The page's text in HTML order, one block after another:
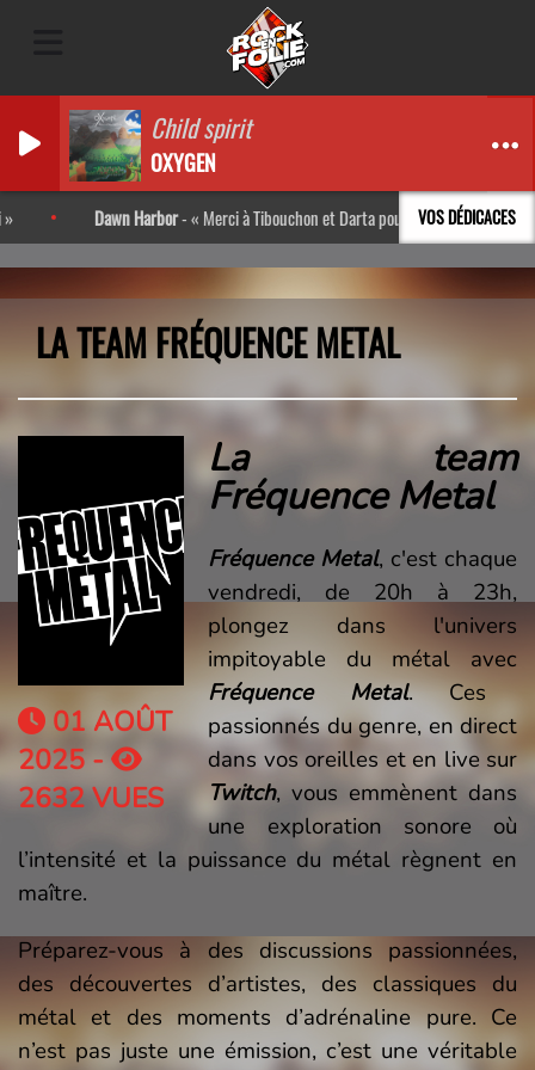
Child spirit
OXYGEN
VOS DÉDICACES
Dawn Harbor- Merci à Tibouchon et Darta pour l’interview ! Très bon
LA TEAM FRÉQUENCE METAL
01 AOÛT
2025 -
2632 VUES
La team
Fréquence Metal
Fréquence Metal, c'est chaque
vendredi, de 20h à 23h,
plongez dans l'univers
impitoyable du métal avec
Fréquence Metal. Ces
passionnés du genre, en direct
dans vos oreilles et en live sur
Twitch, vous emmènent dans
une exploration sonore où
l’intensité et la puissance du métal règnent en
maître.
Préparez-vous à des discussions passionnées,
des découvertes d’artistes, des classiques du
métal et des moments d’adrénaline pure. Ce
n’est pas juste une émission, c’est une véritable